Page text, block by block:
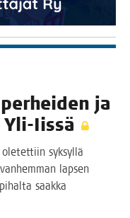
ja
Iissä
ole­tet­tiin syk­syl­lä
lap­sen
saak­ka